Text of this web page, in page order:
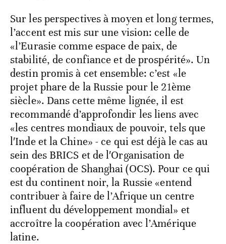
Sur les perspectives à moyen et long termes,
l’accent est mis sur une vision: celle de
«l’Eurasie comme espace de paix, de
stabilité, de confiance et de prospérité». Un
destin promis à cet ensemble: c’est «le
projet phare de la Russie pour le 21ème
siècle». Dans cette même lignée, il est
recommandé d’approfondir les liens avec
«les centres mondiaux de pouvoir, tels que
l′Inde et la Chine» - ce qui est déjà le cas au
sein des BRICS et de l′Organisation de
coopération de Shanghai (OCS). Pour ce qui
est du continent noir, la Russie «entend
contribuer à faire de l’Afrique un centre
influent du développement mondial» et
accroître la coopération avec l’Amérique
latine.